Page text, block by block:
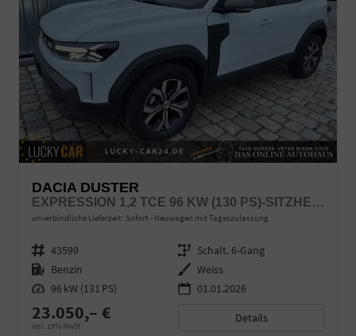
DACIA DUSTER
EXPRESSION 1,2 TCE 96 KW (130 PS)-SITZHEIZUNG-RÜCKFAHRKAMERA-APPLECARPLAY-SOFORT
unverbindliche Lieferzeit: Sofort Neuwagen mit Tageszulassung
Fahrzeugnr. 43599 Getriebe Schalt. 6-Gang
Kraftstoff Benzin Außenfarbe Weiss
Leistung 96 kW (131 PS) 01.01.2026
23.050,– €
incl. 19% MwSt.
Details